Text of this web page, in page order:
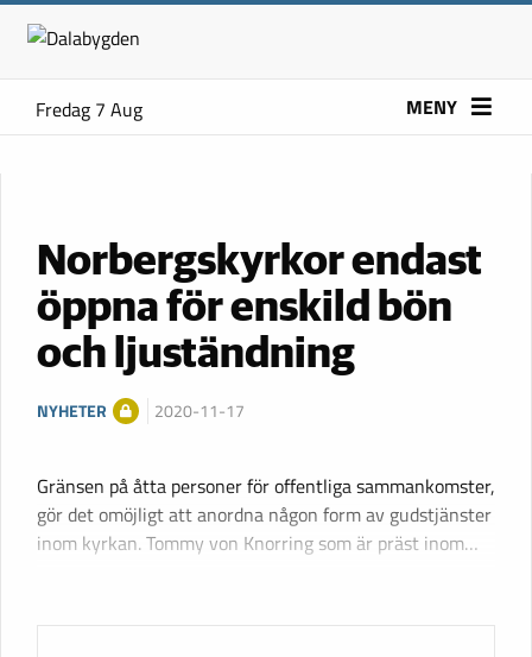
Fredag 7 Aug MENY
Norbergskyrkor endast
öppna för enskild bön
och ljuständning
NYHETER 2020-11-17
Gränsen på åtta personer för offentliga sammankomster,
gör det omöjligt att anordna någon form av gudstjänster
inom kyrkan. Tommy von Knorring som är präst inom…